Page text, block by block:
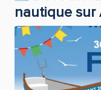
nautique